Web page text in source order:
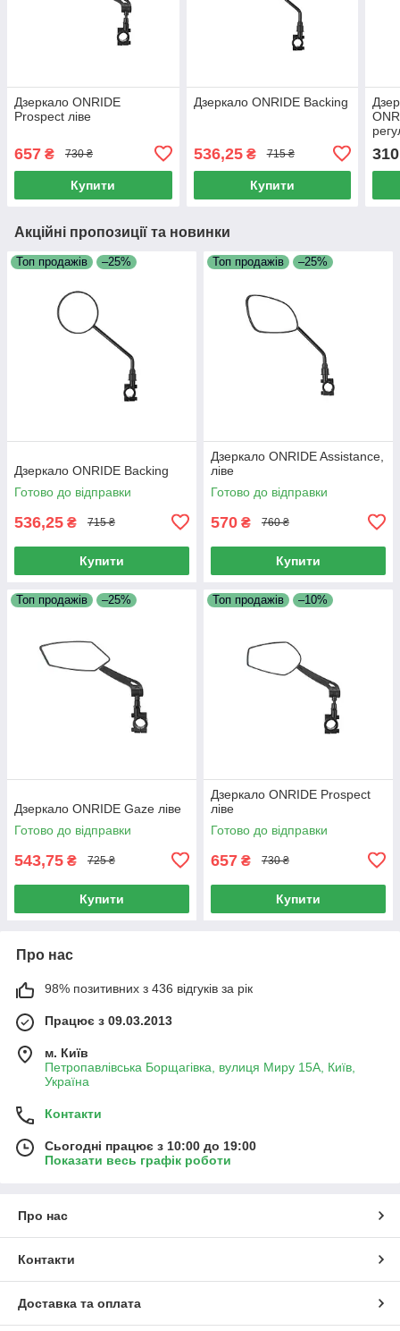
Дзеркало ONRIDE
Prospect ліве
657 ₴ 730 ₴
Купити
Дзеркало ONRIDE Backing
536,25₴ 715 ₴
Купити
310
Акційні пропозиції та новинки
Топ продажів –25%
Дзеркало ONRIDE Backing
Готово до відправки
536,25 ₴ 715 ₴
Купити
Топ продажів –25%
Дзеркало ONRIDE Assistance,
ліве
Готово до відправки
570 ₴ 760 ₴
Купити
Топ продажів –25%
Дзеркало ONRIDE Gaze ліве
Готово до відправки
543,75 ₴ 725 ₴
Купити
Топ продажів –10%
Дзеркало ONRIDE Prospect
ліве
Готово до відправки
657 ₴ 730 ₴
Купити
Про нас
98% позитивних з 436 відгуків за рік
Працює з 09.03.2013
м. Київ
Петропавлівська Борщагівка, вулиця Миру 15А, Київ,
Україна
Контакти
Сьогодні працює з 10:00 до 19:00
Показати весь графік роботи
Про нас
Контакти
Доставка та оплата